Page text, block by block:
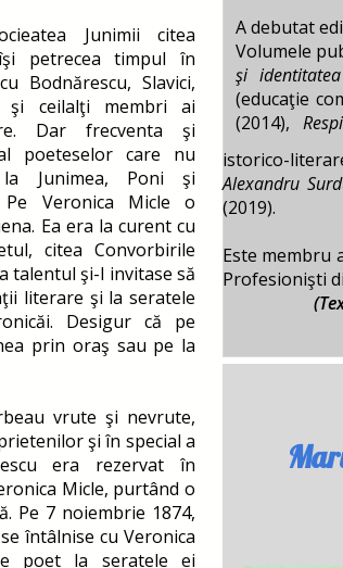
Junimii citea
petrecea timpul în
Bodnărescu, Slavici,
şi ceilalţi membri ai
Dar frecventa şi
poeteselor care nu
Junimea, Poni şi
Pe Veronica Micle o
Ea era la curent cu
citea Convorbirile
talentul şi-l invitase să
literare şi la seratele
Desigur că pe
prin oraş sau pe la
vrute şi nevrute,
şi în special a
era rezervat în
Micle, purtând o
Pe 7 noiembrie 1874,
întâlnise cu Veronica
poet la seratele ei
A debutat
Volumele
şi
(educaţie
(2014),
istorico-
Alexandru
(2019).
Este membru
Profesionişti
(Text